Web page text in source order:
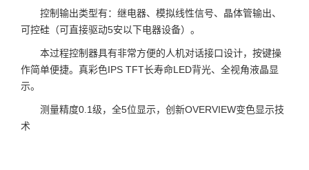
控制输出类型有：继电器、模拟线性信号、晶体管输出、
可控硅（可直接驱动5安以下电器设备）。
本过程控制器具有非常方便的人机对话接口设计，按键操
作简单便捷。真彩色IPS TFT长寿命LED背光、全视角液晶显
示。
测量精度0.1级，全5位显示，创新OVERVIEW变色显示技
术